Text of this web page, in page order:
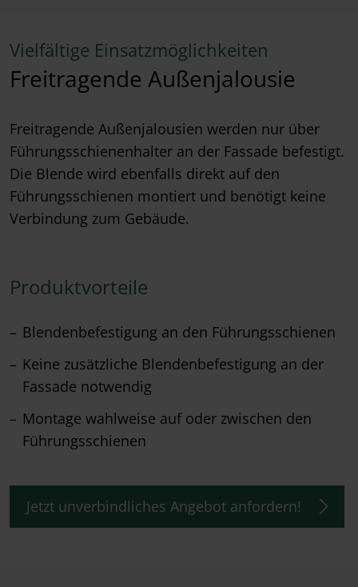
Vielfältige Einsatzmöglichkeiten
Freitragende Außenjalousie
Freitragende Außenjalousien werden nur über
Führungsschienenhalter an der Fassade befestigt.
Die Blende wird ebenfalls direkt auf den
Führungsschienen montiert und benötigt keine
Verbindung zum Gebäude.
Produktvorteile
Blendenbefestigung an den Führungsschienen
Keine zusätzliche Blendenbefestigung an der
Fassade notwendig
Montage wahlweise auf oder zwischen den
Führungsschienen
Jetzt unverbindliches Angebot anfordern!